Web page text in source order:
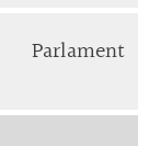
Parlament